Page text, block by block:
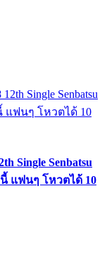
Single Senbatsu
แฟนๆ โหวตได้ 10